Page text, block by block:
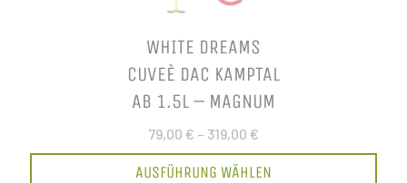
WHITE DREAMS
CUVEÈ DAC KAMPTAL
AB 1.5L – MAGNUM
79,00 € – 319,00 €
AUSFÜHRUNG WÄHLEN